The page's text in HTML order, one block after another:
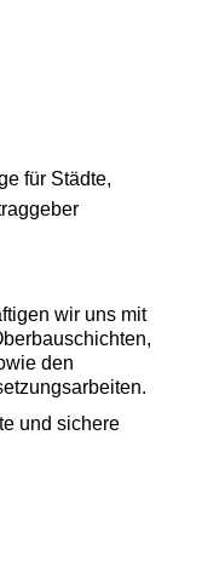
für Städte,
wir uns mit
den
und sichere